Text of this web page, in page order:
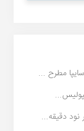
مطرح ...
نود دقیقه...